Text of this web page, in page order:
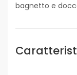
bagnetto e